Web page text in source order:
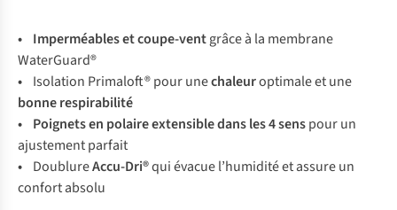
• Imperméables et coupe-ventgrâce à la membrane
WaterGuard®
• Isolation Primaloft® pour unechaleuroptimale et une
bonnerespirabilité
• Poignets en polaire extensible dans les 4 senspour un
ajustement parfait
• DoublureAccu-Dri®qui évacue l’humidité et assure un
confort absolu